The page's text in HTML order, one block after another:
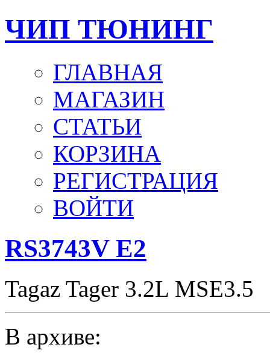
ЧИП ТЮНИНГ
ГЛАВНАЯ
МАГАЗИН
СТАТЬИ
КОРЗИНА
РЕГИСТРАЦИЯ
ВОЙТИ
RS3743V E2
Tagaz Tager 3.2L MSE3.5
В архиве: